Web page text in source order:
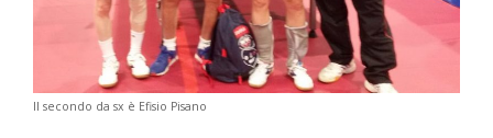
Il secondo da sx è Efisio Pisano